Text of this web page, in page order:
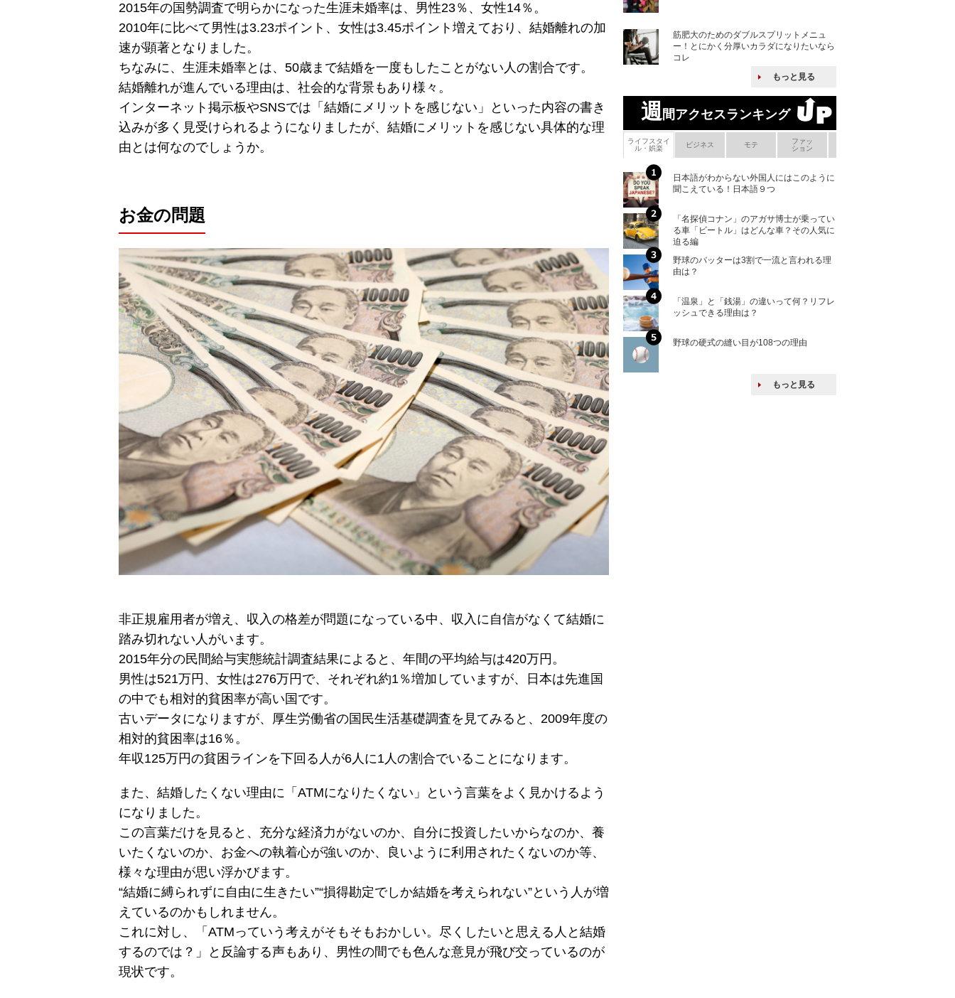
2015年の国勢調査で明らかになった生涯未婚率は、男性23％、女性14％。
2010年に比べて男性は3.23ポイント、女性は3.45ポイント増えており、結婚離れの加
速が顕著となりました。
ちなみに、生涯未婚率とは、50歳まで結婚を一度もしたことがない人の割合です。
結婚離れが進んでいる理由は、社会的な背景もあり様々。
インターネット掲示板やSNSでは「結婚にメリットを感じない」といった内容の書き
込みが多く見受けられるようになりましたが、結婚にメリットを感じない具体的な理
由とは何なのでしょうか。
お金の問題
非正規雇用者が増え、収入の格差が問題になっている中、収入に自信がなくて結婚に
踏み切れない人がいます。
2015年分の民間給与実態統計調査結果によると、年間の平均給与は420万円。
男性は521万円、女性は276万円で、それぞれ約1％増加していますが、日本は先進国
の中でも相対的貧困率が高い国です。
古いデータになりますが、厚生労働省の国民生活基礎調査を見てみると、2009年度の
相対的貧困率は16％。
年収125万円の貧困ラインを下回る人が6人に1人の割合でいることになります。
また、結婚したくない理由に「ATMになりたくない」という言葉をよく見かけるよう
になりました。
この言葉だけを見ると、充分な経済力がないのか、自分に投資したいからなのか、養
いたくないのか、お金への執着心が強いのか、良いように利用されたくないのか等、
様々な理由が思い浮かびます。
“結婚に縛られずに自由に生きたい”“損得勘定でしか結婚を考えられない”という人が増
えているのかもしれません。
これに対し、「ATMっていう考えがそもそもおかしい。尽くしたいと思える人と結婚
するのでは？」と反論する声もあり、男性の間でも色んな意見が飛び交っているのが
現状です。
筋肥大のためのダブルスプリットメニュ
ー！とにかく分厚いカラダになりたいなら
コレ
もっと見る
週間アクセスランキング
ライフスタイ
ル・娯楽
ビジネス モテ
ファッ
ション
日本語がわからない外国人にはこのように
聞こえている！日本語９つ
「名探偵コナン」のアガサ博士が乗ってい
る車「ビートル」はどんな車？その人気に
迫る編
野球のバッターは3割で一流と言われる理
由は？
「温泉」と「銭湯」の違いって何？リフレ
ッシュできる理由は？
野球の硬式の縫い目が108つの理由
もっと見る